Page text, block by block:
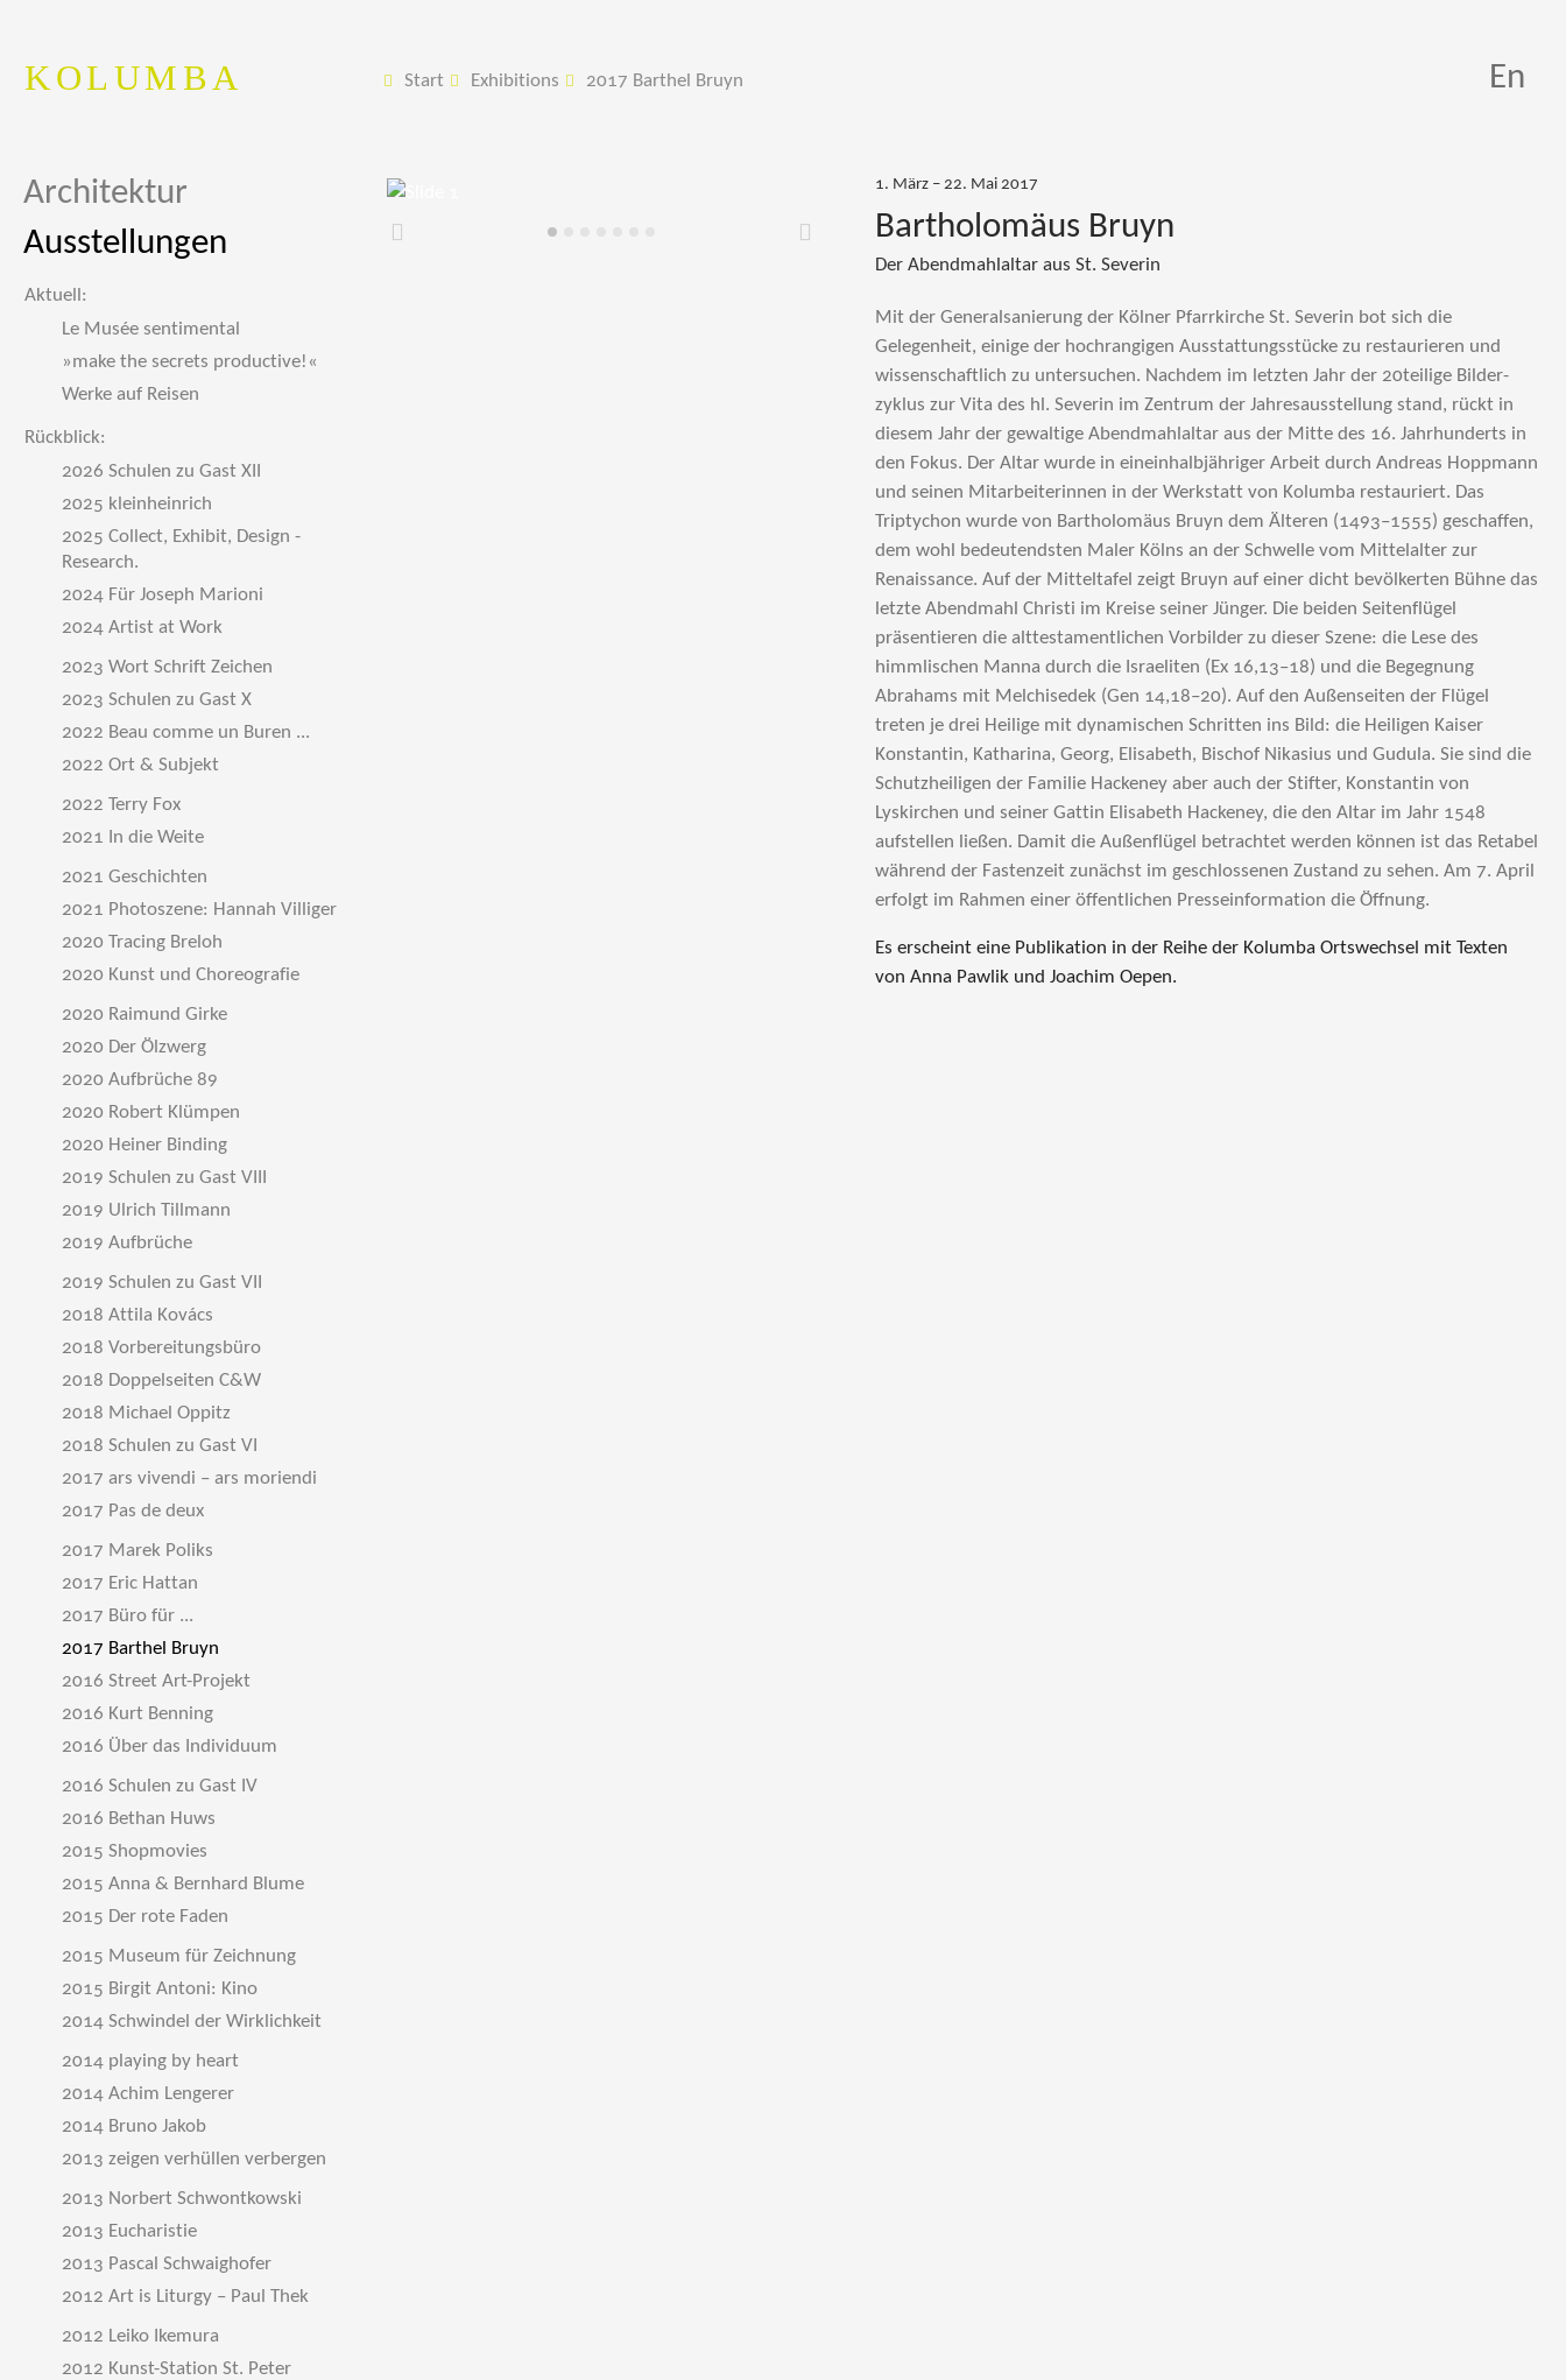
KOLUMBA Start Exhibitions 2017 Barthel Bruyn En
Architektur
Ausstellungen
Aktuell:
Le Musée sentimental
»make the secrets productive!«
Werke auf Reisen
Rückblick:
2026 Schulen zu Gast XII
2025 kleinheinrich
2025 Collect, Exhibit, Design -
Research.
2024 Für Joseph Marioni
2024 Artist at Work
2023 Wort Schrift Zeichen
2023 Schulen zu Gast X
2022 Beau comme un Buren ...
2022 Ort & Subjekt
2022 Terry Fox
2021 In die Weite
2021 Geschichten
2021 Photoszene: Hannah Villiger
2020 Tracing Breloh
2020 Kunst und Choreografie
2020 Raimund Girke
2020 Der Ölzwerg
2020 Aufbrüche 89
2020 Robert Klümpen
2020 Heiner Binding
2019 Schulen zu Gast VIII
2019 Ulrich Tillmann
2019 Aufbrüche
2019 Schulen zu Gast VII
2018 Attila Kovács
2018 Vorbereitungsbüro
2018 Doppelseiten C&W
2018 Michael Oppitz
2018 Schulen zu Gast VI
2017 ars vivendi – ars moriendi
2017 Pas de deux
2017 Marek Poliks
2017 Eric Hattan
2017 Büro für ...
2017 Barthel Bruyn
2016 Street Art-Projekt
2016 Kurt Benning
2016 Über das Individuum
2016 Schulen zu Gast IV
2016 Bethan Huws
2015 Shopmovies
2015 Anna & Bernhard Blume
2015 Der rote Faden
2015 Museum für Zeichnung
2015 Birgit Antoni: Kino
2014 Schwindel der Wirklichkeit
2014 playing by heart
2014 Achim Lengerer
2014 Bruno Jakob
2013 zeigen verhüllen verbergen
2013 Norbert Schwontkowski
2013 Eucharistie
2013 Pascal Schwaighofer
2012 Art is Liturgy – Paul Thek
2012 Leiko Ikemura
2012 Kunst-Station St. Peter
Zurück Weiter
1. März – 22. Mai 2017
Bartholomäus Bruyn
Der Abendmahlaltar aus St. Severin
Mit der Generalsanierung der Kölner Pfarrkirche St. Severin bot sich die
Gelegenheit, einige der hochrangigen Ausstattungsstücke zu restaurieren und
wissenschaftlich zu untersuchen. Nachdem im letzten Jahr der 20teilige Bilder­
zyklus zur Vita des hl. Severin im Zentrum der Jahres­aus­stel­lung stand, rückt in
diesem Jahr der gewaltige Abendmahl­altar aus der Mitte des 16. Jahrhunderts in
den Fokus. Der Altar wurde in eineinhalbjähriger Arbeit durch Andreas Hopp­mann
und seinen Mitarbeiterinnen in der Werkstatt von Kolumba restauriert. Das
Triptychon wurde von Bartholomäus Bruyn dem Älteren (1493–1555) geschaffen,
dem wohl bedeutendsten Maler Kölns an der Schwelle vom Mittelalter zur
Renaissance. Auf der Mitteltafel zeigt Bruyn auf einer dicht bevölkerten Bühne das
letzte Abendmahl Christi im Kreise seiner Jünger. Die beiden Seitenflügel
präsentieren die alttestamentlichen Vorbilder zu dieser Szene: die Lese des
himmlischen Manna durch die Israeliten (Ex 16,13–18) und die Begegnung
Abrahams mit Melchisedek (Gen 14,18–20). Auf den Außenseiten der Flügel
treten je drei Heilige mit dynamischen Schritten ins Bild: die Heiligen Kaiser
Konstantin, Katharina, Georg, Elisabeth, Bischof Nikasius und Gudula. Sie sind die
Schutzheiligen der Familie Hackeney aber auch der Stifter, Konstantin von
Lyskirchen und seiner Gattin Elisabeth Hackeney, die den Altar im Jahr 1548
aufstellen ließen. Damit die Außenflügel betrachtet werden können ist das Retabel
während der Fastenzeit zunächst im geschlossenen Zustand zu sehen. Am 7. April
erfolgt im Rahmen einer öffentlichen Presseinformation die Öffnung.
Es erscheint eine Publikation in der Reihe der Kolumba Ortswechsel mit Texten
von Anna Pawlik und Joachim Oepen.